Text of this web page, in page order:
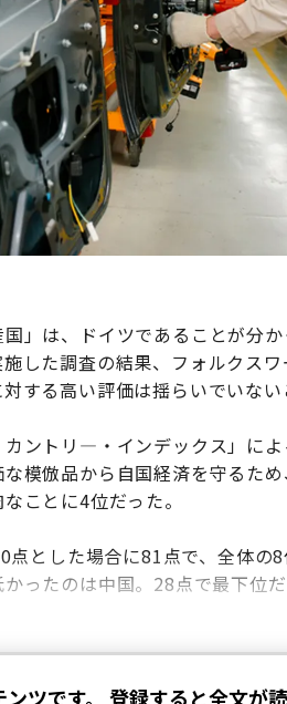
」は、ドイツであることが分
した調査の結果、フォルクス
する高い評価は揺らいでいない
ントリ―・インデックス」に
模倣品から自国経済を守るた
ことに4位だった。
点とした場合に81点で、全体の
ったのは中国。28点で最下位だ